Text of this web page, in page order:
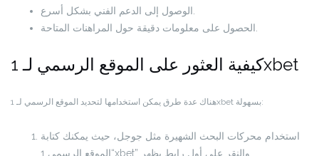
كيفية العثور على الموقع الرسمي لـ 1xbet
هناك عدة طرق يمكن استخدامها لتحديد الموقع الرسمي لـ 1xbet بسهولة:
استخدام محركات البحث الشهيرة مثل جوجل، حيث يمكنك كتابة